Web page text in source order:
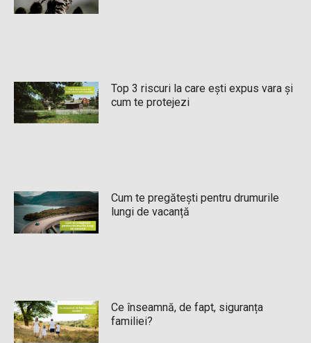
Top 3 riscuri la care ești expus vara și
cum te protejezi
Cum te pregătești pentru drumurile
lungi de vacanță
Ce înseamnă, de fapt, siguranța
familiei?